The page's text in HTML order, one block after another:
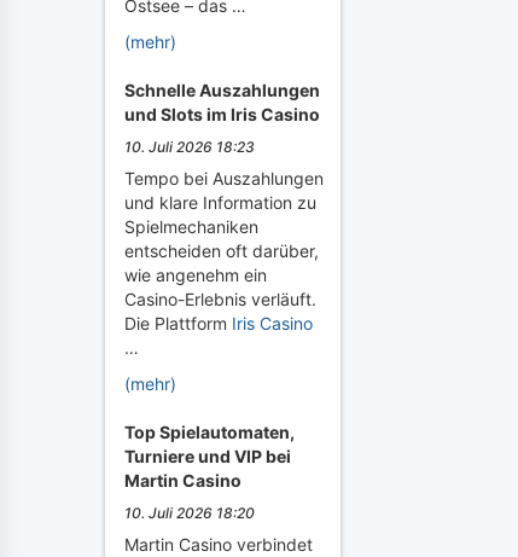
Ostsee – das …
(mehr)
Schnelle Auszahlungen
und Slots im Iris Casino
10. Juli 2026 18:23
Tempo bei Auszahlungen
und klare Information zu
Spielmechaniken
entscheiden oft darüber,
wie angenehm ein
Casino-Erlebnis verläuft.
Die Plattform Iris Casino
…
(mehr)
Top Spielautomaten,
Turniere und VIP bei
Martin Casino
10. Juli 2026 18:20
Martin Casino verbindet